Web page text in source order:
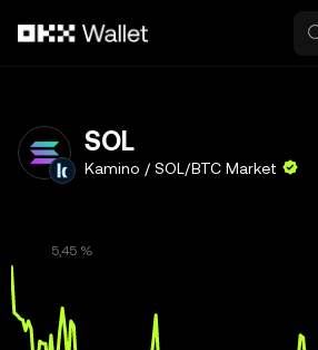
SOL
Kamino / SOL/BTC Market